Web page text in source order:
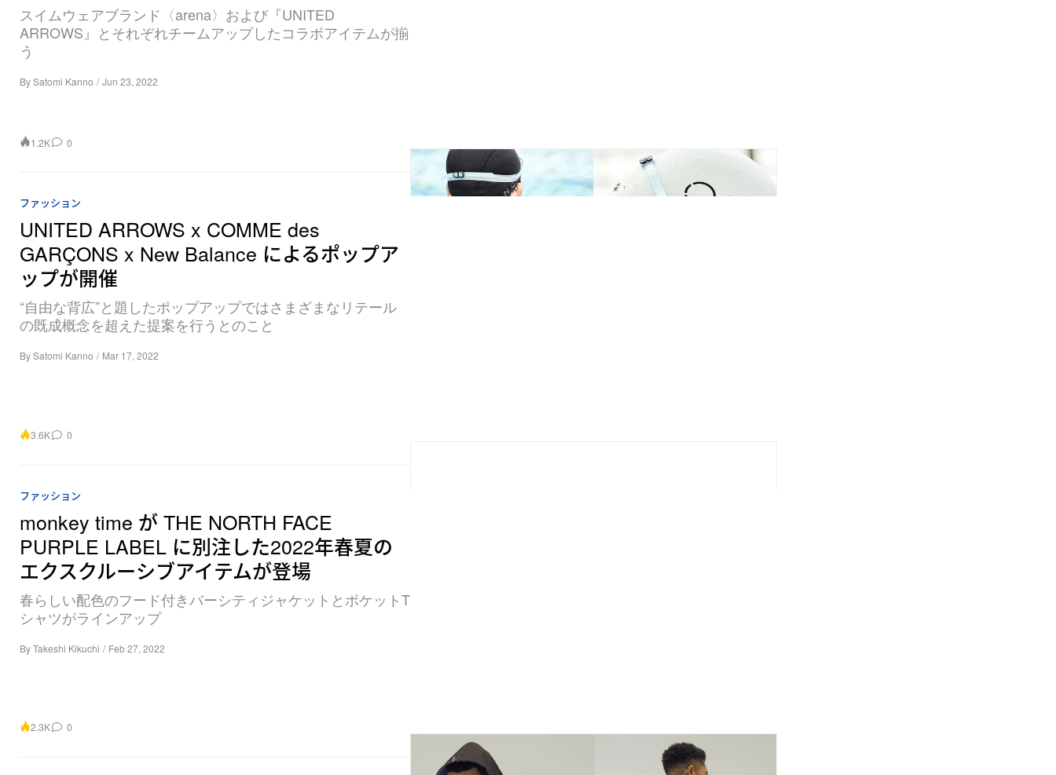
スイムウェアブランド〈arena〉および『UNITED
ARROWS』とそれぞれチームアップしたコラボアイテムが揃
う
BySatomi Kanno / Jun 23, 2022
1.2K 0
ファッション
UNITED ARROWS x COMME des
GARÇONS x New Balance によるポップア
ップが開催
“自由な背広”と題したポップアップではさまざまなリテール
の既成概念を超えた提案を行うとのこと
BySatomi Kanno / Mar 17, 2022
3.6K 0
ファッション
monkey time が THE NORTH FACE
PURPLE LABEL に別注した2022年春夏の
エクスクルーシブアイテムが登場
春らしい配色のフード付きバーシティジャケットとポケットT
シャツがラインアップ
ByTakeshi Kikuchi / Feb 27, 2022
2.3K 0